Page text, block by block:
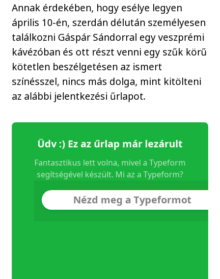
Annak érdekében, hogy esélye legyen
április 10-én, szerdán délután személyesen
találkozni Gáspár Sándorral egy veszprémi
kávézóban és ott részt venni egy szűk körű
kötetlen beszélgetésen az ismert
színésszel, nincs más dolga, mint kitölteni
az alábbi jelentkezési űrlapot.